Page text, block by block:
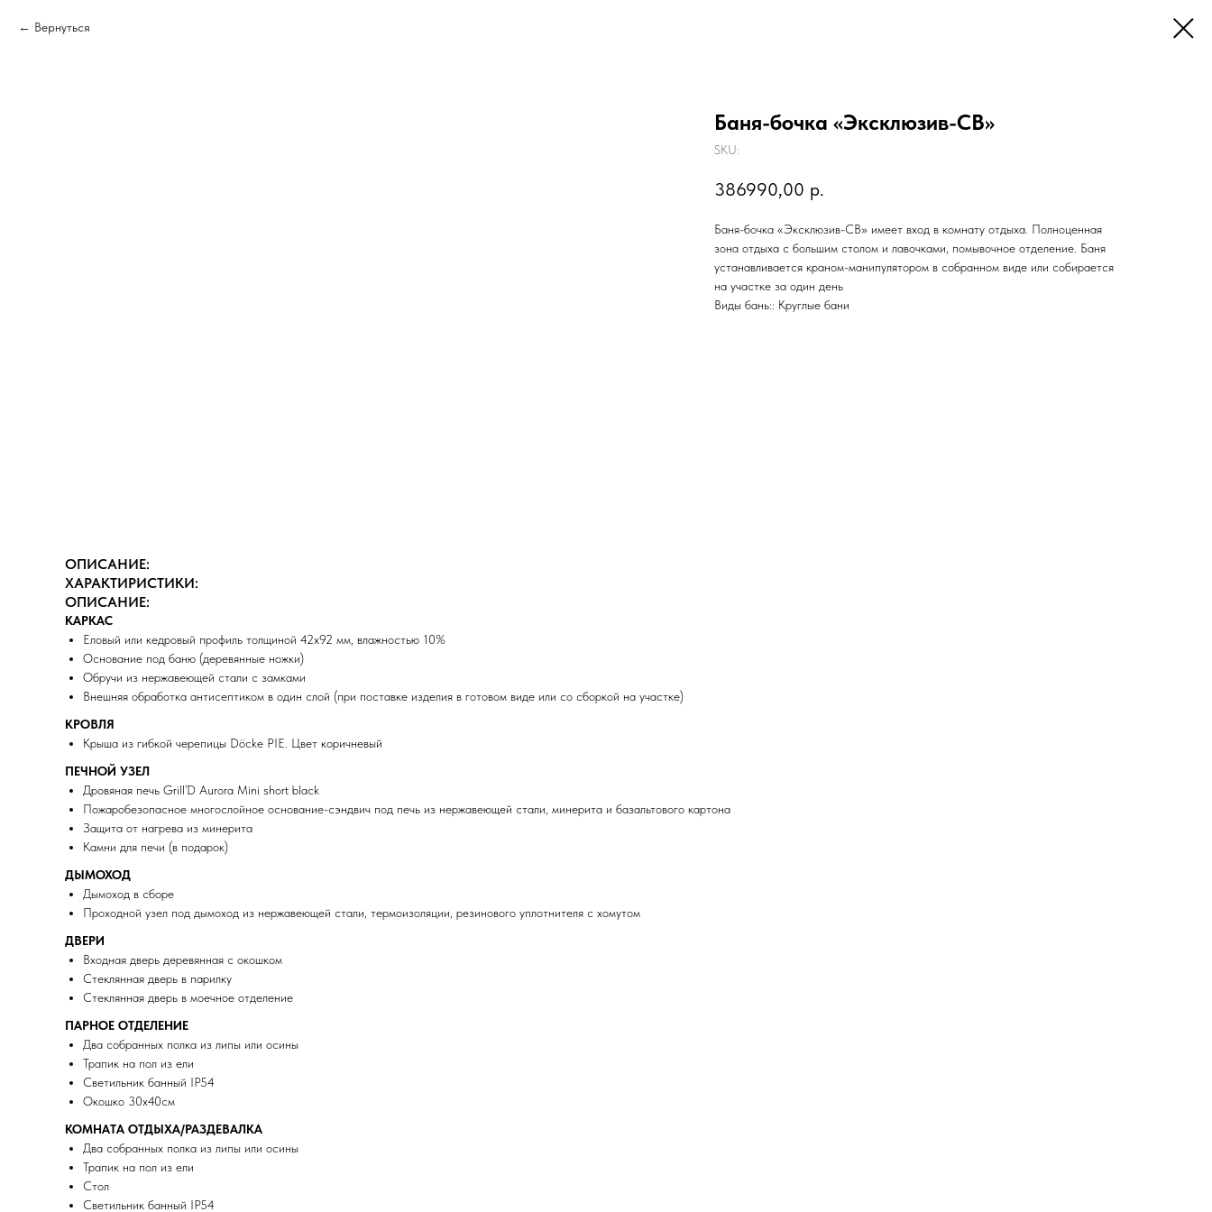
Вернуться
Баня-бочка «Эксклюзив-СВ»
SKU:
386990,00 р.
Баня-бочка «Эксклюзив-СВ» имеет вход в комнату отдыха. Полноценная
зона отдыха с большим столом и лавочками, помывочное отделение. Баня
устанавливается краном-манипулятором в собранном виде или собирается
на участке за один день
Виды бань:: Круглые бани
ОПИСАНИЕ:
ХАРАКТИРИСТИКИ:
ОПИСАНИЕ:
КАРКАС
Еловый или кедровый профиль толщиной 42х92 мм, влажностью 10%
Основание под баню (деревянные ножки)
Обручи из нержавеющей стали с замками
Внешняя обработка антисептиком в один слой (при поставке изделия в готовом виде или со сборкой на участке)
КРОВЛЯ
Крыша из гибкой черепицы Döcke PIE. Цвет коричневый
ПЕЧНОЙ УЗЕЛ
Дровяная печь Grill’D Aurora Mini short black
Пожаробезопасное многослойное основание-сэндвич под печь из нержавеющей стали, минерита и базальтового картона
Защита от нагрева из минерита
Камни для печи (в подарок)
ДЫМОХОД
Дымоход в сборе
Проходной узел под дымоход из нержавеющей стали, термоизоляции, резинового уплотнителя с хомутом
ДВЕРИ
Входная дверь деревянная с окошком
Стеклянная дверь в парилку
Стеклянная дверь в моечное отделение
ПАРНОЕ ОТДЕЛЕНИЕ
Два собранных полка из липы или осины
Трапик на пол из ели
Светильник банный IP54
Окошко 30х40см
КОМНАТА ОТДЫХА/РАЗДЕВАЛКА
Два собранных полка из липы или осины
Трапик на пол из ели
Стол
Светильник банный IP54